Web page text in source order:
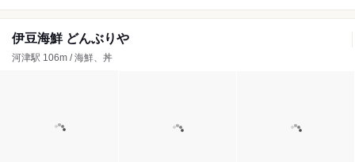
伊豆海鮮 どんぶりや
河津駅 106m / 海鮮、丼